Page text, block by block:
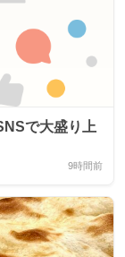
で大盛り上
9時間前